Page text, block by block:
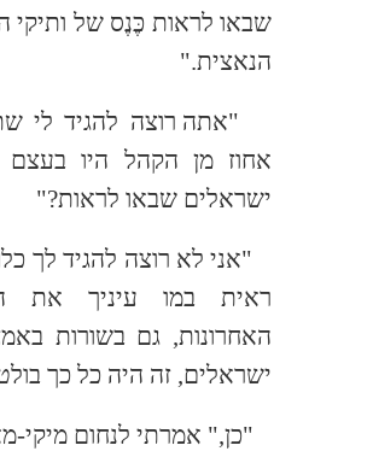
שבאו לראות כֶּנֶס של ותיקי
הנאצית."
"אתה רוצה להגיד לי
אחוז מן הקהל היו בעצם
ישראלים שבאו לראות?"
"אני לא רוצה להגיד לך
ראית במו עיניך את
האחרונות, גם בשורות
ישראלים, זה היה כל כך
"כן," אמרתי לנחום מיקי-